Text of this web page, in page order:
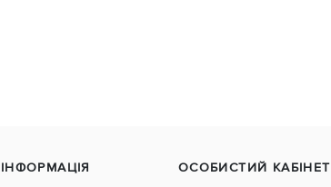
ІНФОРМАЦІЯ ОСОБИСТИЙ КАБІНЕТ